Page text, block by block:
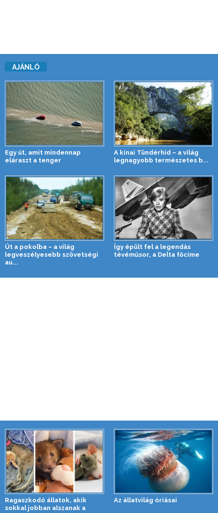
AJÁNLÓ
Egy út, amit mindennap
eláraszt a tenger
A kínai Tündérhíd – a világ
legnagyobb természetes b...
Út a pokolba – a világ
legveszélyesebb szövetségi
au...
Így épült fel a legendás
tévéműsor, a Delta főcíme
Ragaszkodó állatok, akik
sokkal jobban alszanak a
Az állatvilág óriásai